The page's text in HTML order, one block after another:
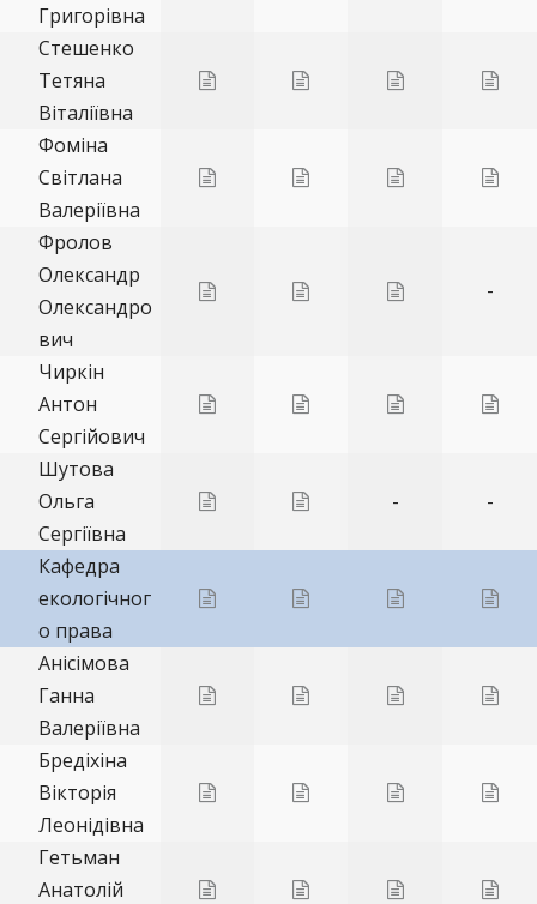
Григорівна
Стешенко
Тетяна
Віталіївна
Фоміна
Світлана
Валеріївна
Фролов
Олександр
Олександро
вич
-
Чиркін
Антон
Сергійович
Шутова
Ольга
Сергіївна
- -
Кафедра
екологічног
о права
Анісімова
Ганна
Валеріївна
Бредіхіна
Вікторія
Леонідівна
Гетьман
Анатолій